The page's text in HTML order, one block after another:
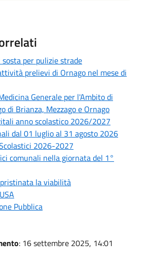
per pulizie strade
prelievi di Ornago nel mese di
Generale per l'Ambito di
di Brianza, Mezzago e Ornago
anno scolastico 2026/2027
dal 01 luglio al 31 agosto 2026
2026-2027
comunali nella giornata del 1°
la viabilità
Pubblica
: 16 settembre 2025, 14:01